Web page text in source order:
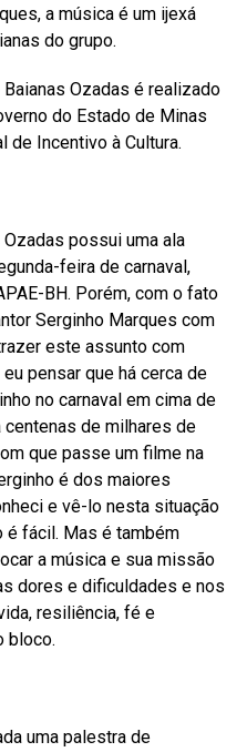
a música é um ijexá
do grupo.
Ozadas é realizado
do Estado de Minas
de Incentivo à Cultura.
possui uma ala
feira de carnaval,
BH. Porém, com o fato
Serginho Marques com
este assunto com
pensar que há cerca de
no carnaval em cima de
de milhares de
que passe um filme na
é dos maiores
e vê-lo nesta situação
é fácil. Mas é também
a música e sua missão
dores e dificuldades e nos
resiliência, fé e
bloco.
uma palestra de